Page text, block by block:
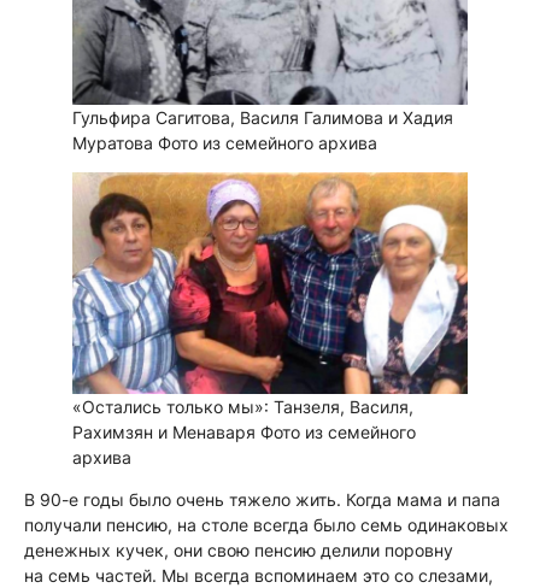
Гульфира Сагитова, Василя Галимова и Хадия
Муратова Фото из семейного архива
«Остались только мы»: Танзеля, Василя,
Рахимзян и Менаваря Фото из семейного
архива
В 90-е годы было очень тяжело жить. Когда мама и папа
получали пенсию, на столе всегда было семь одинаковых
денежных кучек, они свою пенсию делили поровну
на семь частей. Мы всегда вспоминаем это со слезами,